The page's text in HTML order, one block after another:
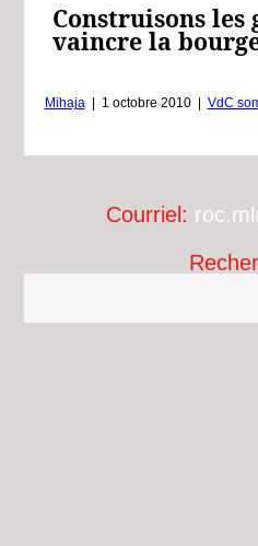
Construisons les
vaincre la
Mihaja 1 octobre 2010 VdC
Courriel: